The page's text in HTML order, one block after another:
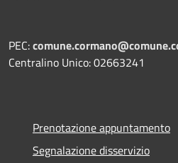
PEC:
Centralino Unico: 02663241
Prenotazione appuntamento
Segnalazione disservizio